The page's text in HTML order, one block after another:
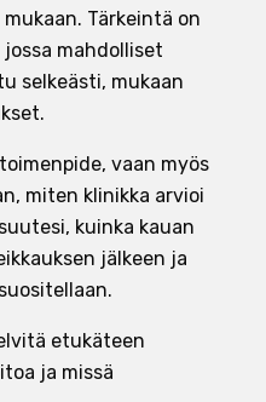
Tärkeintä on
mahdolliset
selkeästi, mukaan
vaan myös
miten klinikka arvioi
kuinka kauan
jälkeen ja
etukäteen
ja missä